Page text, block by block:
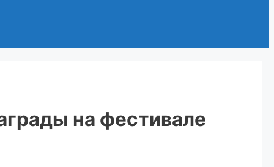
на фестивале